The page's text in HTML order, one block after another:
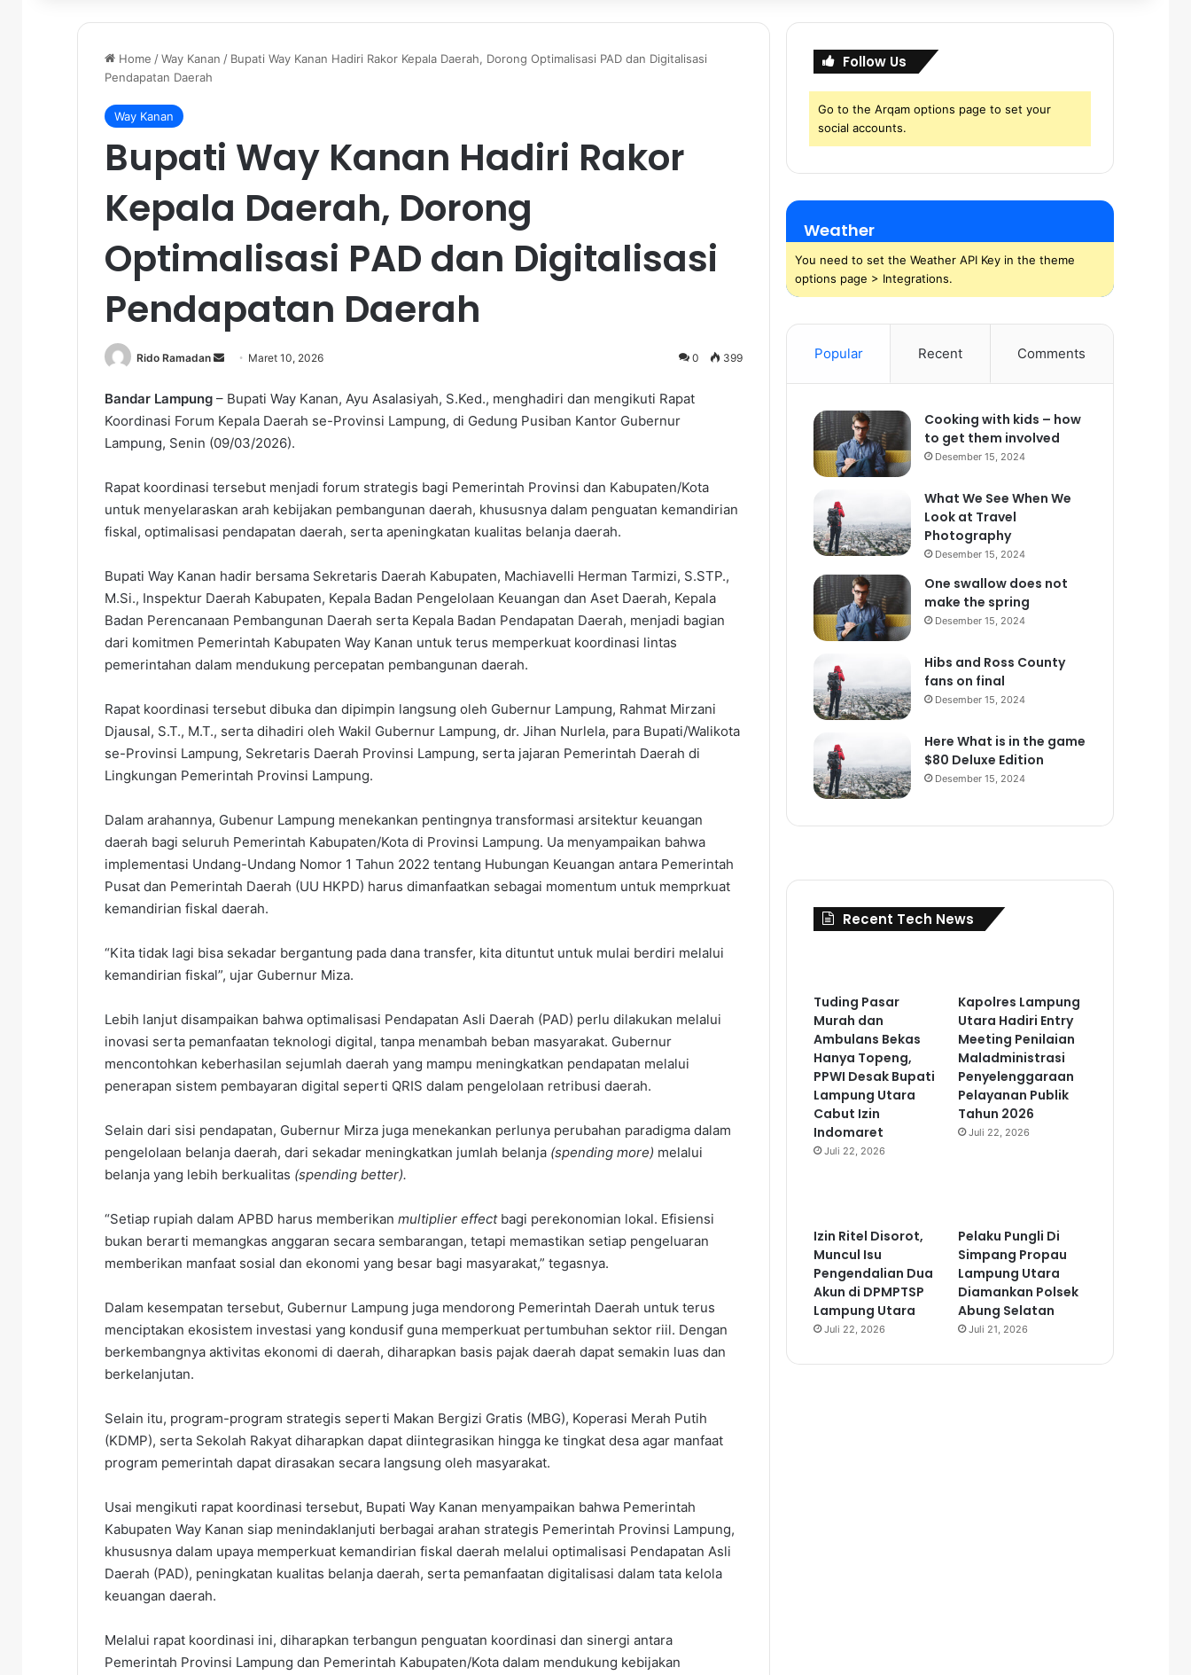
Home /Way Kanan / Bupati Way Kanan Hadiri Rakor Kepala Daerah, Dorong Optimalisasi PAD dan Digitalisasi
Pendapatan Daerah
Way Kanan
Bupati Way Kanan Hadiri Rakor
Kepala Daerah, Dorong
Optimalisasi PAD dan Digitalisasi
Pendapatan Daerah
Rido Ramadan
n
d
a
e
m
a
l
Maret 10, 2026 0 399
Bandar Lampung – Bupati Way Kanan, Ayu Asalasiyah, S.Ked., menghadiri dan mengikuti Rapat
Koordinasi Forum Kepala Daerah se-Provinsi Lampung, di Gedung Pusiban Kantor Gubernur
Lampung, Senin (09/03/2026).
Rapat koordinasi tersebut menjadi forum strategis bagi Pemerintah Provinsi dan Kabupaten/Kota
untuk menyelaraskan arah kebijakan pembangunan daerah, khususnya dalam penguatan kemandirian
fiskal, optimalisasi pendapatan daerah, serta apeningkatan kualitas belanja daerah.
Bupati Way Kanan hadir bersama Sekretaris Daerah Kabupaten, Machiavelli Herman Tarmizi, S.STP.,
M.Si., Inspektur Daerah Kabupaten, Kepala Badan Pengelolaan Keuangan dan Aset Daerah, Kepala
Badan Perencanaan Pembangunan Daerah serta Kepala Badan Pendapatan Daerah, menjadi bagian
dari komitmen Pemerintah Kabupaten Way Kanan untuk terus memperkuat koordinasi lintas
pemerintahan dalam mendukung percepatan pembangunan daerah.
Rapat koordinasi tersebut dibuka dan dipimpin langsung oleh Gubernur Lampung, Rahmat Mirzani
Djausal, S.T., M.T., serta dihadiri oleh Wakil Gubernur Lampung, dr. Jihan Nurlela, para Bupati/Walikota
se-Provinsi Lampung, Sekretaris Daerah Provinsi Lampung, serta jajaran Pemerintah Daerah di
Lingkungan Pemerintah Provinsi Lampung.
Dalam arahannya, Gubenur Lampung menekankan pentingnya transformasi arsitektur keuangan
daerah bagi seluruh Pemerintah Kabupaten/Kota di Provinsi Lampung. Ua menyampaikan bahwa
implementasi Undang-Undang Nomor 1 Tahun 2022 tentang Hubungan Keuangan antara Pemerintah
Pusat dan Pemerintah Daerah (UU HKPD) harus dimanfaatkan sebagai momentum untuk memprkuat
kemandirian fiskal daerah.
“Kita tidak lagi bisa sekadar bergantung pada dana transfer, kita dituntut untuk mulai berdiri melalui
kemandirian fiskal”, ujar Gubernur Miza.
Lebih lanjut disampaikan bahwa optimalisasi Pendapatan Asli Daerah (PAD) perlu dilakukan melalui
inovasi serta pemanfaatan teknologi digital, tanpa menambah beban masyarakat. Gubernur
mencontohkan keberhasilan sejumlah daerah yang mampu meningkatkan pendapatan melalui
penerapan sistem pembayaran digital seperti QRIS dalam pengelolaan retribusi daerah.
Selain dari sisi pendapatan, Gubernur Mirza juga menekankan perlunya perubahan paradigma dalam
pengelolaan belanja daerah, dari sekadar meningkatkan jumlah belanja (spending more) melalui
belanja yang lebih berkualitas (spending better).
“Setiap rupiah dalam APBD harus memberikan multiplier effectbagi perekonomian lokal. Efisiensi
bukan berarti memangkas anggaran secara sembarangan, tetapi memastikan setiap pengeluaran
memberikan manfaat sosial dan ekonomi yang besar bagi masyarakat,” tegasnya.
Dalam kesempatan tersebut, Gubernur Lampung juga mendorong Pemerintah Daerah untuk terus
menciptakan ekosistem investasi yang kondusif guna memperkuat pertumbuhan sektor riil. Dengan
berkembangnya aktivitas ekonomi di daerah, diharapkan basis pajak daerah dapat semakin luas dan
berkelanjutan.
Selain itu, program-program strategis seperti Makan Bergizi Gratis (MBG), Koperasi Merah Putih
(KDMP), serta Sekolah Rakyat diharapkan dapat diintegrasikan hingga ke tingkat desa agar manfaat
program pemerintah dapat dirasakan secara langsung oleh masyarakat.
Usai mengikuti rapat koordinasi tersebut, Bupati Way Kanan menyampaikan bahwa Pemerintah
Kabupaten Way Kanan siap menindaklanjuti berbagai arahan strategis Pemerintah Provinsi Lampung,
khususnya dalam upaya memperkuat kemandirian fiskal daerah melalui optimalisasi Pendapatan Asli
Daerah (PAD), peningkatan kualitas belanja daerah, serta pemanfaatan digitalisasi dalam tata kelola
keuangan daerah.
Melalui rapat koordinasi ini, diharapkan terbangun penguatan koordinasi dan sinergi antara
Pemerintah Provinsi Lampung dan Pemerintah Kabupaten/Kota dalam mendukung kebijakan
Follow Us
Go to the Arqam options page to set your
social accounts.
Weather
You need to set the Weather API Key in the theme
options page > Integrations.
Popular Recent Comments
Cooking with kids – how
to get them involved
Desember 15, 2024
What We See When We
Look at Travel
Photography
Desember 15, 2024
One swallow does not
make the spring
Desember 15, 2024
Hibs and Ross County
fans on final
Desember 15, 2024
Here What is in the game
$80 Deluxe Edition
Desember 15, 2024
Recent Tech News
Tuding Pasar
Murah dan
Ambulans Bekas
Hanya Topeng,
PPWI Desak Bupati
Lampung Utara
Cabut Izin
Indomaret
Juli 22, 2026
Kapolres Lampung
Utara Hadiri Entry
Meeting Penilaian
Maladministrasi
Penyelenggaraan
Pelayanan Publik
Tahun 2026
Juli 22, 2026
Izin Ritel Disorot,
Muncul Isu
Pengendalian Dua
Akun di DPMPTSP
Lampung Utara
Juli 22, 2026
Pelaku Pungli Di
Simpang Propau
Lampung Utara
Diamankan Polsek
Abung Selatan
Juli 21, 2026